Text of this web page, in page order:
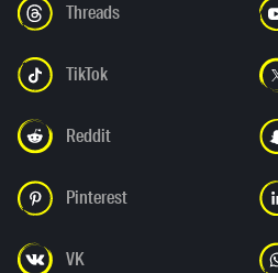
Threads
TikTok
Reddit
Pinterest
VK